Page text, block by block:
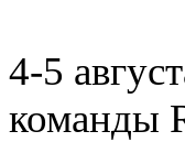
4-5
команды